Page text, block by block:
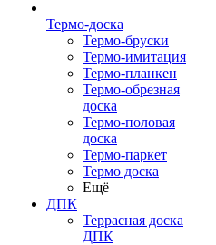
Термо-доска
Термо-бруски
Термо-имитация
Термо-планкен
Термо-обрезная
доска
Термо-половая
доска
Термо-паркет
Термо доска
Ещё
ДПК
Террасная доска
ДПК